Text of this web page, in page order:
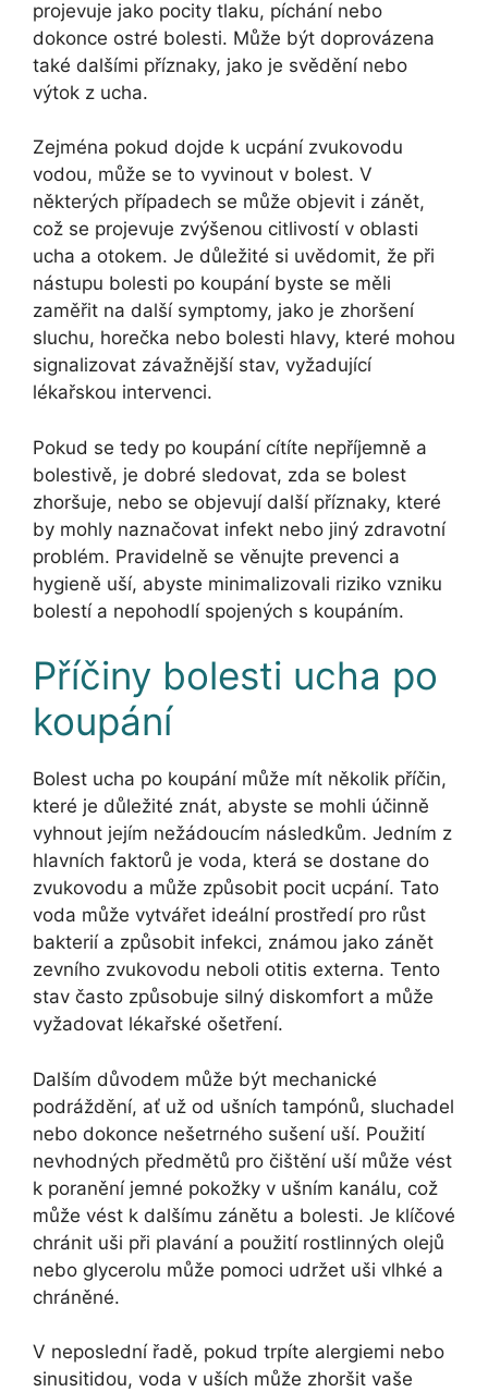
projevuje jako pocity tlaku, píchání nebo
dokonce ostré bolesti. Může být doprovázena
také dalšími příznaky, jako je svědění nebo
výtok z ucha.
Zejména pokud dojde k ucpání zvukovodu
vodou, může se to vyvinout v bolest. V
některých případech se může objevit i zánět,
což se projevuje zvýšenou citlivostí v oblasti
ucha a otokem. Je důležité si uvědomit, že při
nástupu bolesti po koupání byste se měli
zaměřit na další symptomy, jako je zhoršení
sluchu, horečka nebo bolesti hlavy, které mohou
signalizovat závažnější stav, vyžadující
lékařskou intervenci.
Pokud se tedy po koupání cítíte nepříjemně a
bolestivě, je dobré sledovat, zda se bolest
zhoršuje, nebo se objevují další příznaky, které
by mohly naznačovat infekt nebo jiný zdravotní
problém. Pravidelně se věnujte prevenci a
hygieně uší, abyste minimalizovali riziko vzniku
bolestí a nepohodlí spojených s koupáním.
Příčiny bolesti ucha po
koupání
Bolest ucha po koupání může mít několik příčin,
které je důležité znát, abyste se mohli účinně
vyhnout jejím nežádoucím následkům. Jedním z
hlavních faktorů je voda, která se dostane do
zvukovodu a může způsobit pocit ucpání. Tato
voda může vytvářet ideální prostředí pro růst
bakterií a způsobit infekci, známou jako zánět
zevního zvukovodu neboli otitis externa. Tento
stav často způsobuje silný diskomfort a může
vyžadovat lékařské ošetření.
Dalším důvodem může být mechanické
podráždění, ať už od ušních tampónů, sluchadel
nebo dokonce nešetrného sušení uší. Použití
nevhodných předmětů pro čištění uší může vést
k poranění jemné pokožky v ušním kanálu, což
může vést k dalšímu zánětu a bolesti. Je klíčové
chránit uši při plavání a použití rostlinných olejů
nebo glycerolu může pomoci udržet uši vlhké a
chráněné.
V neposlední řadě, pokud trpíte alergiemi nebo
sinusitidou, voda v uších může zhoršit vaše